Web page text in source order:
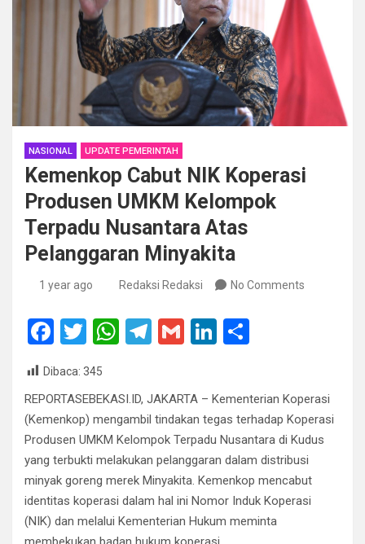
NASIONAL UPDATE PEMERINTAH
Kemenkop Cabut NIK Koperasi
Produsen UMKM Kelompok
Terpadu Nusantara Atas
Pelanggaran Minyakita
1 year ago Redaksi Redaksi No Comments
F
ce
b
o
o
k
T
tt
er
W
s
A
p
p
T
gr
a
m
G
Li
dI
n
e
Dibaca: 345
REPORTASEBEKASI.ID, JAKARTA – Kementerian Koperasi
(Kemenkop) mengambil tindakan tegas terhadap Koperasi
Produsen UMKM Kelompok Terpadu Nusantara di Kudus
yang terbukti melakukan pelanggaran dalam distribusi
minyak goreng merek Minyakita. Kemenkop mencabut
identitas koperasi dalam hal ini Nomor Induk Koperasi
(NIK) dan melalui Kementerian Hukum meminta